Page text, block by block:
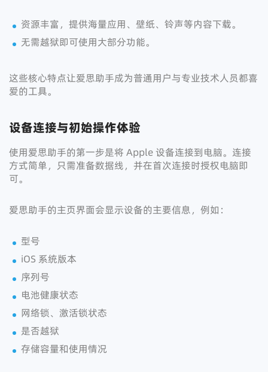
资源丰富，提供海量应用、壁纸、铃声等内容下载。
无需越狱即可使用大部分功能。
这些核心特点让爱思助手成为普通用户与专业技术人员都喜
爱的工具。
设备连接与初始操作体验
使用爱思助手的第一步是将 Apple 设备连接到电脑。连接
方式简单，只需准备数据线，并在首次连接时授权电脑即
可。
爱思助手的主页界面会显示设备的主要信息，例如：
型号
iOS 系统版本
序列号
电池健康状态
网络锁、激活锁状态
是否越狱
存储容量和使用情况